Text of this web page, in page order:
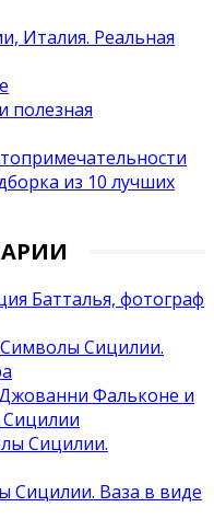
Италия. Реальная
полезная
из 10 лучших
Батталья, фотограф
Символы Сицилии.
Фальконе и
Сицилии
Сицилии.
Сицилии. Ваза в виде